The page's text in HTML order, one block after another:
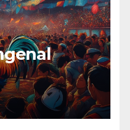
Di